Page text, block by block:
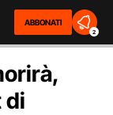
ABBONATI
2
di